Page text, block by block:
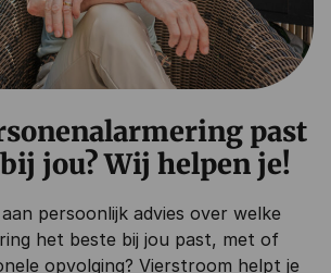
past
jou? Wij helpen je!
persoonlijk advies over welke
het beste bij jou past, met of
opvolging? Vierstroom helpt je